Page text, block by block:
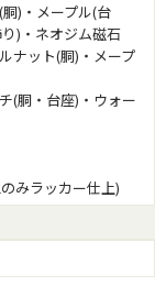
)・メープル(台
)・ネオジム磁石
ナット(胴)・メープ
(胴・台座)・ウォー
みラッカー仕上)